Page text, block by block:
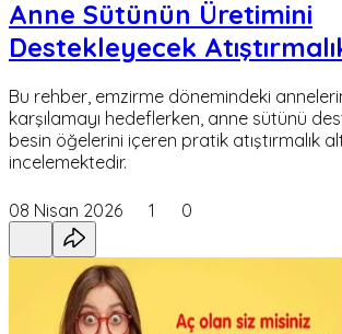
Anne Sütünün Üretimini
Destekleyecek
Bu rehber, emzirme dönemindeki
karşılamayı hedeflerken, anne sütünü
besin öğelerini içeren pratik atıştırmalık
incelemektedir.
08 Nisan 2026 1 0